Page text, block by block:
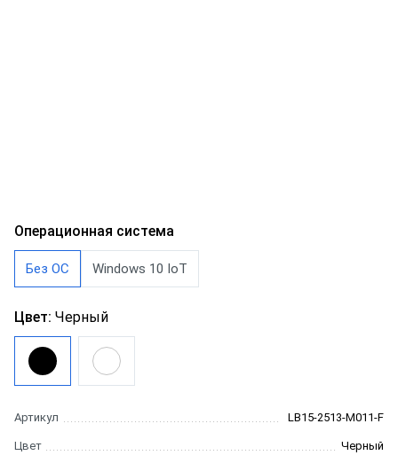
Операционная система
Без ОС Windows 10 IoT
Цвет: Черный
Артикул LB15-2513-M011-F
Цвет Черный